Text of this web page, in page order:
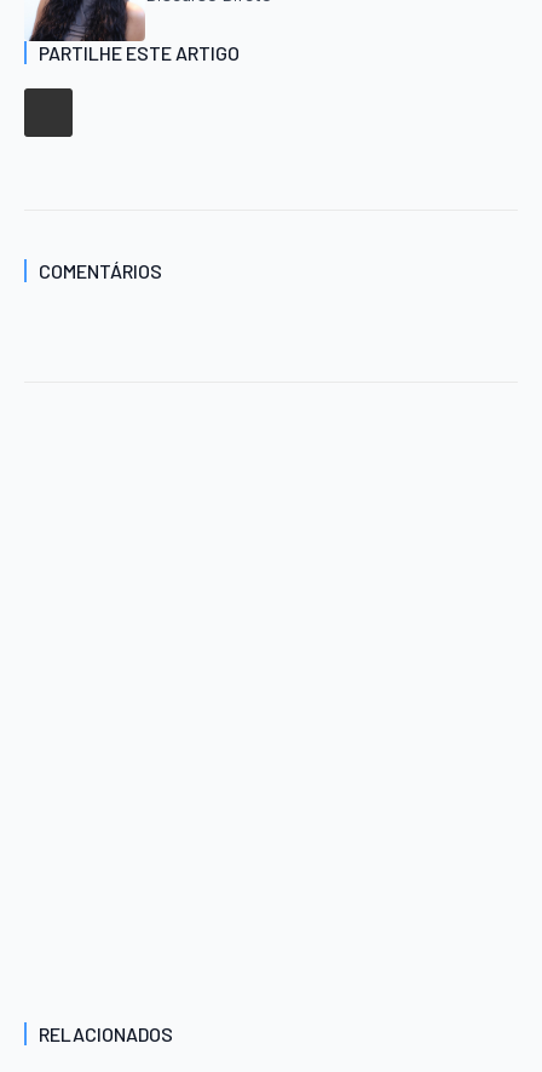
PARTILHE ESTE ARTIGO
COMENTÁRIOS
RELACIONADOS